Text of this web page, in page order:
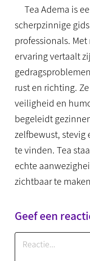
Tea Adema is
scherpzinnige
professionals.
ervaring vertaalt
rust en richting.
veiligheid en
begeleidt
zelfbewust, stevig
te vinden. Tea
echte
zichtbaar te
Geef een
Reactie